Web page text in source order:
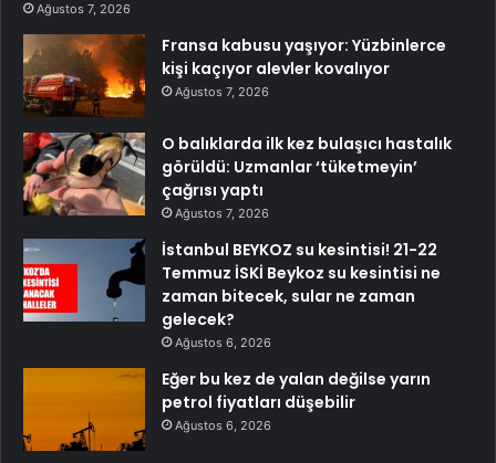
Ağustos 7, 2026
Fransa kabusu yaşıyor: Yüzbinlerce
kişi kaçıyor alevler kovalıyor
Ağustos 7, 2026
O balıklarda ilk kez bulaşıcı hastalık
görüldü: Uzmanlar ‘tüketmeyin’
çağrısı yaptı
Ağustos 7, 2026
İstanbul BEYKOZ su kesintisi! 21-22
Temmuz İSKİ Beykoz su kesintisi ne
zaman bitecek, sular ne zaman
gelecek?
Ağustos 6, 2026
Eğer bu kez de yalan değilse yarın
petrol fiyatları düşebilir
Ağustos 6, 2026